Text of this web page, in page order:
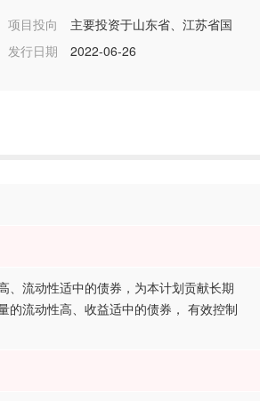
项目投向
主要投资于山东省、江苏省国
有城投平台发行的债券，所选债券当地一
发行日期 2022-06-26
、流动性适中的债券，为本计划贡献长期
的流动性高、收益适中的债券， 有效控制